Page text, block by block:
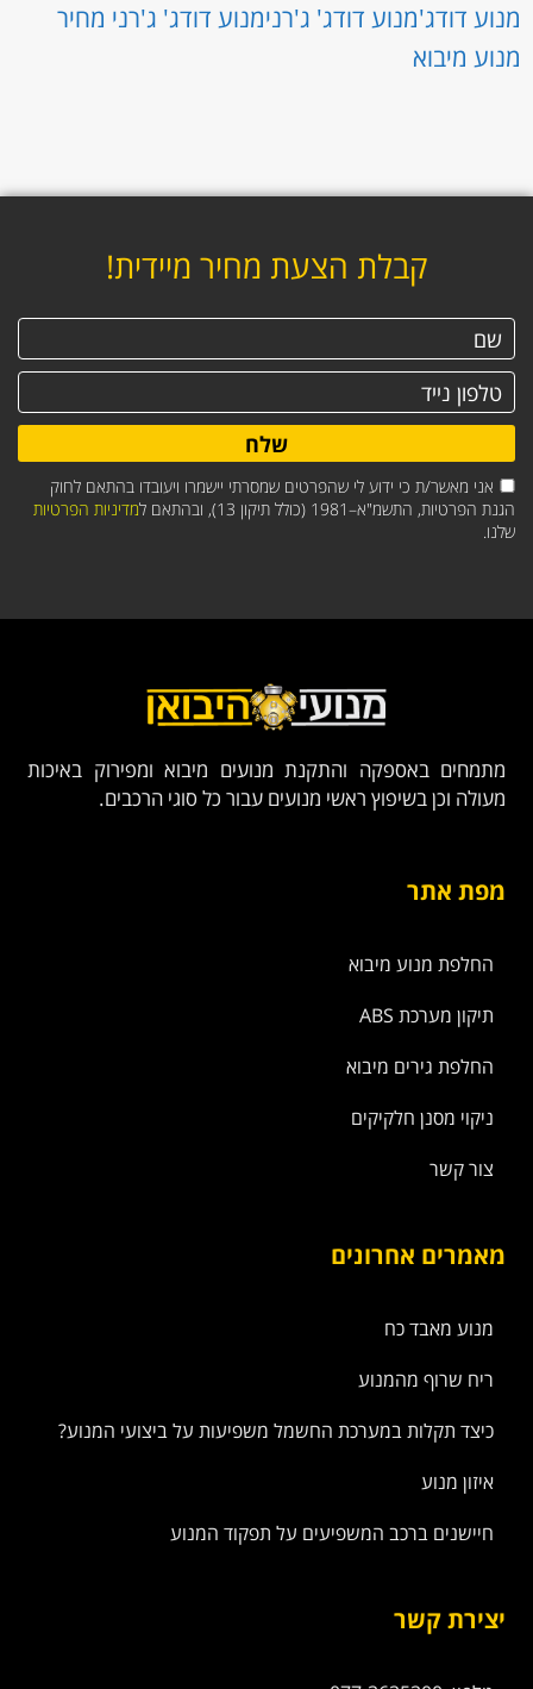
מנוע דודג'מנוע דודג' ג'רנימנוע דודג' ג'רני מחיר
מנוע מיבוא
קבלת הצעת מחיר מיידית!
אני מאשר/ת כי ידוע לי שהפרטים שמסרתי יישמרו ויעובדו בהתאם לחוק
הגנת הפרטיות, התשמ"א–1981 (כולל תיקון 13), ובהתאם ל
מדיניות הפרטיות
שלנו.
שלח
מתמחים באספקה והתקנת מנועים מיבוא ומפירוק באיכות
מעולה וכן בשיפוץ ראשי מנועים עבור כל סוגי הרכבים.
מפת אתר
החלפת מנוע מיבוא
תיקון מערכת ABS
החלפת גירים מיבוא
ניקוי מסנן חלקיקים
צור קשר
מאמרים אחרונים
מנוע מאבד כח
ריח שרוף מהמנוע
כיצד תקלות במערכת החשמל משפיעות על ביצועי המנוע?
איזון מנוע
חיישנים ברכב המשפיעים על תפקוד המנוע
יצירת קשר